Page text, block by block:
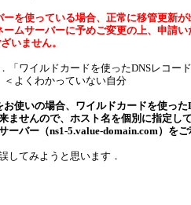
を使っている場合、正常に移管更新
ームサーバーに予めご変更の上、申請
いません。
ワイルドカードを使ったDNSレコード
よくわかっていない自分
使いの場合、ワイルドカードを使った
ませんので、ホスト名を個別に指定し
ーバー（ns1-5.value-domain.com）をご
してみようと思います．